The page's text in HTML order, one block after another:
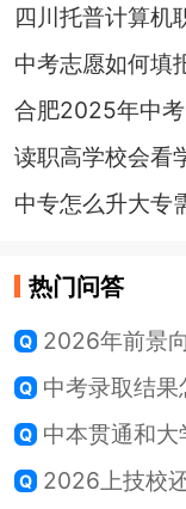
四川托普计算机
中考志愿如何填
合肥2025年中
读职高学校会看
中专怎么升大专
热门问答
2026年前景
中考录取结果
中本贯通和大
2026上技校